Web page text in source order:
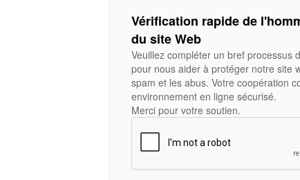
Vérification rapide de
du site Web
Veuillez compléter un bref processus
pour nous aider à protéger notre site
spam et les abus. Votre coopération
environnement en ligne sécurisé.
Merci pour votre soutien.